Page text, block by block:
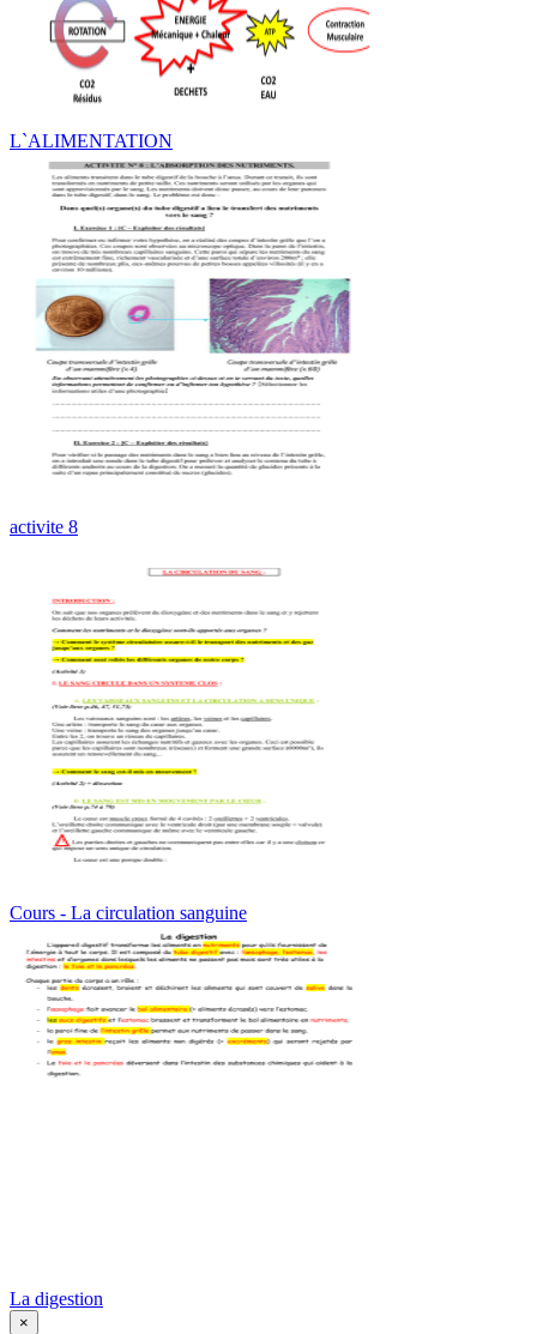
L`ALIMENTATION
activite 8
Cours - La circulation sanguine
La digestion
×